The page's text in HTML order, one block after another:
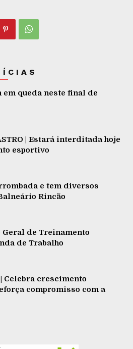
queda neste final de
| Estará interditada hoje
esportivo
e tem diversos
Rincão
Geral de Treinamento
de Trabalho
| Celebra crescimento
compromisso com a